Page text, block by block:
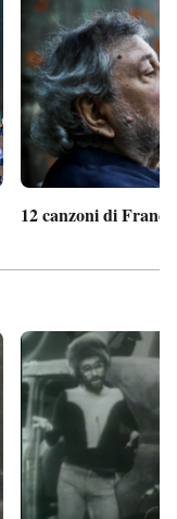
12 canzoni di